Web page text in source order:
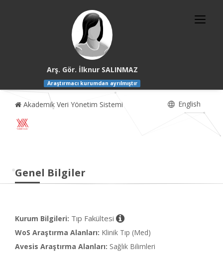
Arş. Gör. İlknur SALINMAZ
Araştırmacı kurumdan ayrılmıştır
Akademik Veri Yönetim Sistemi English
Genel Bilgiler
Kurum Bilgileri: Tıp Fakültesi
WoS Araştırma Alanları: Klinik Tıp (Med)
Avesis Araştırma Alanları: Sağlık Bilimleri